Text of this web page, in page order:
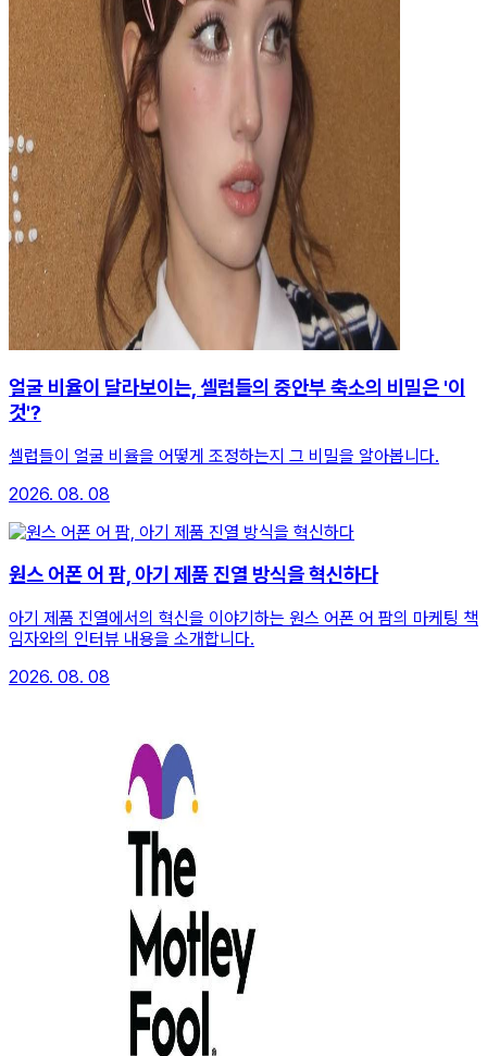
얼굴 비율이 달라보이는, 셀럽들의 중안부 축소의 비밀은 '이
것'?
셀럽들이 얼굴 비율을 어떻게 조정하는지 그 비밀을 알아봅니다.
2026. 08. 08
원스 어폰 어 팜, 아기 제품 진열 방식을 혁신하다
아기 제품 진열에서의 혁신을 이야기하는 원스 어폰 어 팜의 마케팅 책
임자와의 인터뷰 내용을 소개합니다.
2026. 08. 08